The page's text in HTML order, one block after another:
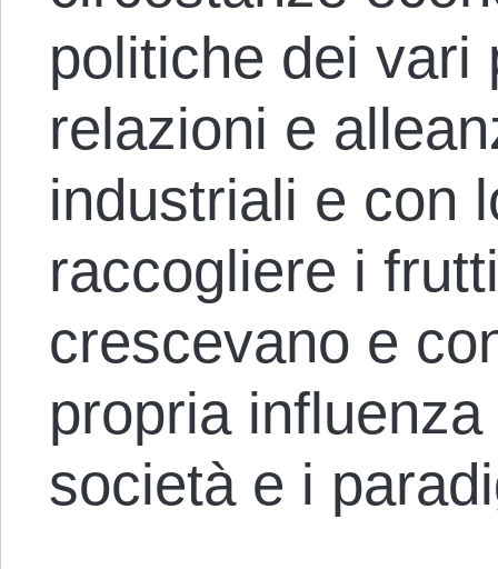
politiche dei vari
relazioni e
industriali e con
raccogliere i
crescevano e
propria
società e i